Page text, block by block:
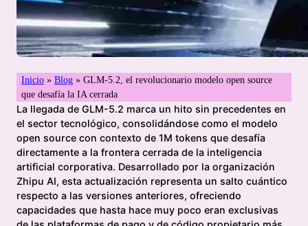
Inicio »Blog »GLM-5.2, el revolucionario modelo open source
que desafía la IA cerrada
La llegada de GLM-5.2 marca un hito sin precedentes en
el sector tecnológico, consolidándose como el modelo
open source con contexto de 1M tokens que desafía
directamente a la frontera cerrada de la inteligencia
artificial corporativa. Desarrollado por la organización
Zhipu AI, esta actualización representa un salto cuántico
respecto a las versiones anteriores, ofreciendo
capacidades que hasta hace muy poco eran exclusivas